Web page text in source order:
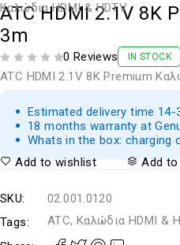
Καλώδια HDMI & HDTV
ATC HDMI 2.1V 8K
3m
0 Reviews IN STOCK
ATC HDMI 2.1V 8K Premium
Estimated delivery time 14-
18 months warranty at
Whats in the box: charging
Add to wishlist
Add
SKU:
02.001.0120
Tags:
ATC, Καλώδια HDMI &